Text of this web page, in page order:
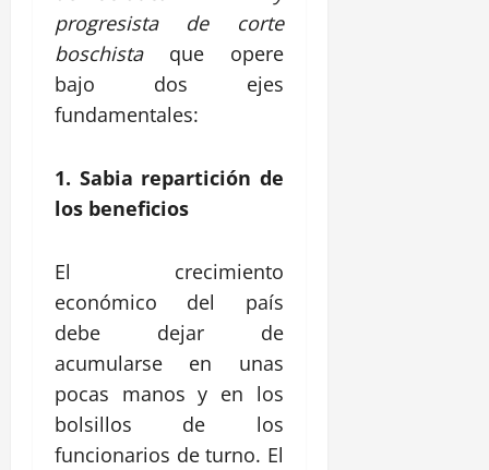
progresista de corte
boschistaque opere
bajo dos ejes
fundamentales:
1. Sabia repartición de
los beneficios
El crecimiento
económico del país
debe dejar de
acumularse en unas
pocas manos y en los
bolsillos de los
funcionarios de turno. El